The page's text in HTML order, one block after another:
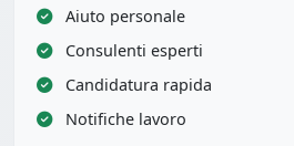
Aiuto personale
Consulenti esperti
Candidatura rapida
Notifiche lavoro